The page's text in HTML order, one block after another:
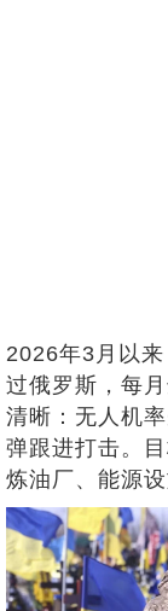
2026年3月以
过俄罗斯，每
清晰：无人机
弹跟进打击。
炼油厂、能源